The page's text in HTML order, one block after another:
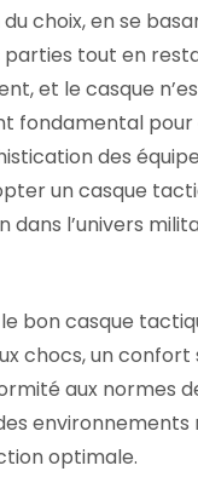
choix, en se
tout en
et le casque
fondamental
des
un casque
dans l’univers
le bon casque
chocs, un
aux normes
optimale.